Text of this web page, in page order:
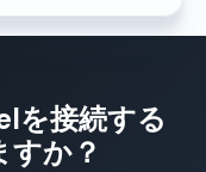
を接続する
すか？